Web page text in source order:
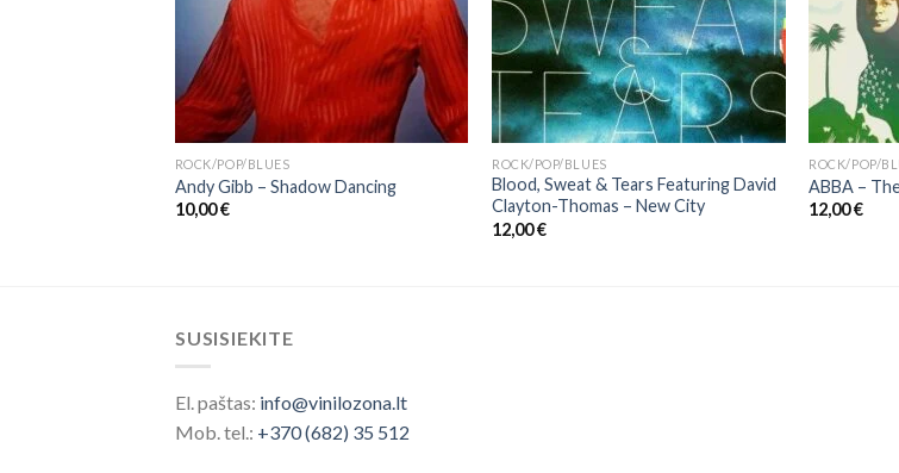
ROCK/POP/BLUES
Andy Gibb ‎– Shadow Dancing
10,00€
ROCK/POP/BLUES
Blood, Sweat & Tears Featuring David
Clayton-Thomas ‎– New City
12,00€
ROCK/POP/
ABBA ‎–
12,00€
SUSISIEKITE
El. paštas: info@vinilozona.lt
Mob. tel.: +370 (682) 35 512